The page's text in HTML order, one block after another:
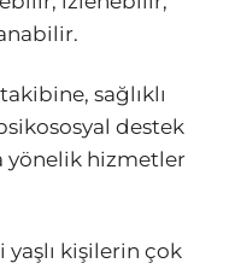
sağlıklı
destek
yönelik hizmetler
yaşlı kişilerin çok